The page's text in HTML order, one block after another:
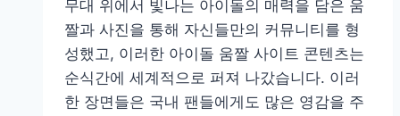
생
중
계
의
짜
무대 위에서 빛나는 아이돌의 매력을 담은 움
짤과 사진을 통해 자신들만의 커뮤니티를 형
성했고, 이러한 아이돌 움짤 사이트 콘텐츠는
순식간에 세계적으로 퍼져 나갔습니다. 이러
한 장면들은 국내 팬들에게도 많은 영감을 주